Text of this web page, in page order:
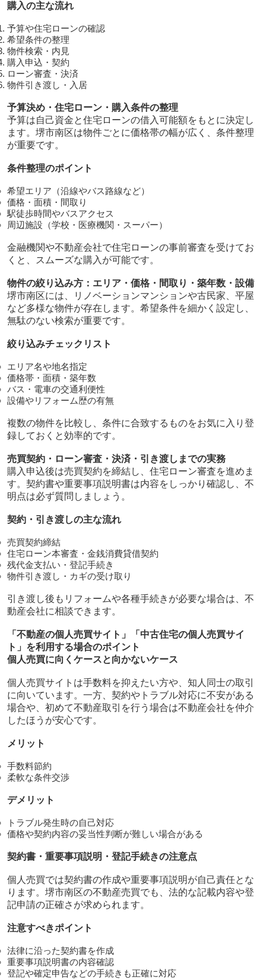
購入の主な流れ
予算や住宅ローンの確認
希望条件の整理
物件検索・内見
購入申込・契約
ローン審査・決済
物件引き渡し・入居
予算決め・住宅ローン・購入条件の整理
予算は自己資金と住宅ローンの借入可能額をもとに決定し
ます。堺市南区は物件ごとに価格帯の幅が広く、条件整理
が重要です。
条件整理のポイント
希望エリア（沿線やバス路線など）
価格・面積・間取り
駅徒歩時間やバスアクセス
周辺施設（学校・医療機関・スーパー）
金融機関や不動産会社で住宅ローンの事前審査を受けてお
くと、スムーズな購入が可能です。
物件の絞り込み方：エリア・価格・間取り・築年数・設備
堺市南区には、リノベーションマンションや古民家、平屋
など多様な物件が存在します。希望条件を細かく設定し、
無駄のない検索が重要です。
絞り込みチェックリスト
エリア名や地名指定
価格帯・面積・築年数
バス・電車の交通利便性
設備やリフォーム歴の有無
複数の物件を比較し、条件に合致するものをお気に入り登
録しておくと効率的です。
売買契約・ローン審査・決済・引き渡しまでの実務
購入申込後は売買契約を締結し、住宅ローン審査を進めま
す。契約書や重要事項説明書は内容をしっかり確認し、不
明点は必ず質問しましょう。
契約・引き渡しの主な流れ
売買契約締結
住宅ローン本審査・金銭消費貸借契約
残代金支払い・登記手続き
物件引き渡し・カギの受け取り
引き渡し後もリフォームや各種手続きが必要な場合は、不
動産会社に相談できます。
「不動産の個人売買サイト」「中古住宅の個人売買サイ
ト」を利用する場合のポイント
個人売買に向くケースと向かないケース
個人売買サイトは手数料を抑えたい方や、知人同士の取引
に向いています。一方、契約やトラブル対応に不安がある
場合や、初めて不動産取引を行う場合は不動産会社を仲介
したほうが安心です。
メリット
手数料節約
柔軟な条件交渉
デメリット
トラブル発生時の自己対応
価格や契約内容の妥当性判断が難しい場合がある
契約書・重要事項説明・登記手続きの注意点
個人売買では契約書の作成や重要事項説明が自己責任とな
ります。堺市南区の不動産売買でも、法的な記載内容や登
記申請の正確さが求められます。
注意すべきポイント
法律に沿った契約書を作成
重要事項説明書の内容確認
登記や確定申告などの手続きも正確に対応